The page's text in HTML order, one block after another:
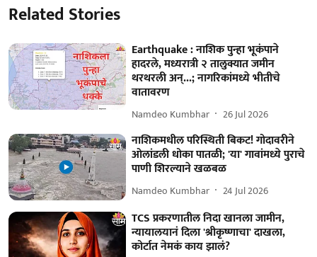
Related Stories
Earthquake : नाशिक पुन्हा भूकंपाने
हादरले, मध्यरात्री २ तालुक्यात जमीन
थरथरली अन्...; नागरिकांमध्ये भीतीचे
वातावरण
Namdeo Kumbhar 26 Jul 2026
नाशिकमधील परिस्थिती बिकट! गोदावरीने
ओलांडली धोका पातळी; 'या' गावांमध्ये पुराचे
पाणी शिरल्याने खळबळ
Namdeo Kumbhar 24 Jul 2026
TCS प्रकरणातील निदा खानला जामीन,
न्यायालयानं दिला 'श्रीकृष्णाचा' दाखला,
कोर्टात नेमकं काय झालं?